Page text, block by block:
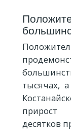
тысячах,
прирост
десятков